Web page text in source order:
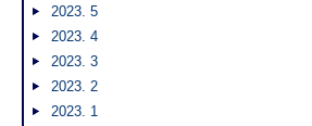
2023. 5
2023. 4
2023. 3
2023. 2
2023. 1